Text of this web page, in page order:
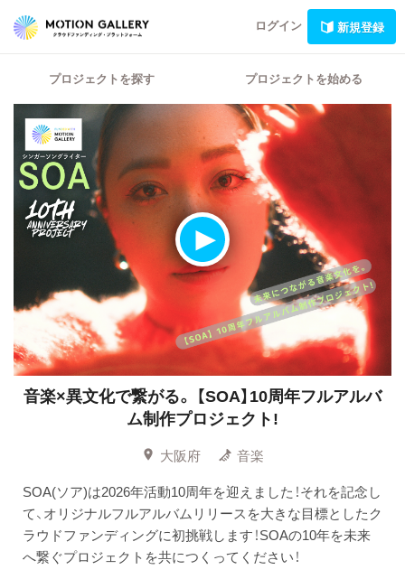
ログイン 新規登録
プロジェクトを探す プロジェクトを始める
音楽×異文化で繋がる。 【SOA】10周年フルアルバ
ム制作プロジェクト!
大阪府
音楽
SOA(ソア)は2026年活動10周年を迎えました！それを記念し
て、オリジナルフルアルバムリリースを大きな目標としたク
ラウドファンディングに初挑戦します！SOAの10年を未来
へ繋ぐプロジェクトを共につくってください！